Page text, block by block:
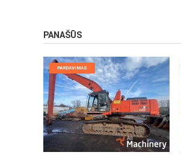
PANAŠŪS
PARDAVIMAS